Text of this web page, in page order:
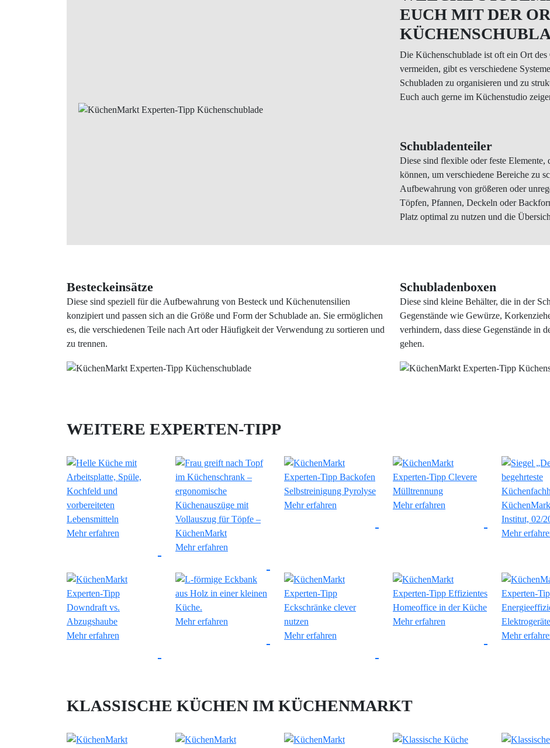
EUCH MIT DER
Die Küchenschublade ist oft ein Ort
vermeiden, gibt es verschiedene
Schubladen zu organisieren und zu
Euch auch gerne im Küchenstudio
Schubladenteiler
Diese sind flexible oder feste Elemente,
können, um verschiedene Bereiche zu
Aufbewahrung von größeren oder
Töpfen, Pfannen, Deckeln oder
Platz optimal zu nutzen und die
Besteckeinsätze
Diese sind speziell für die Aufbewahrung von Besteck und Küchenutensilien
konzipiert und passen sich an die Größe und Form der Schublade an. Sie ermöglichen
es, die verschiedenen Teile nach Art oder Häufigkeit der Verwendung zu sortieren und
zu trennen.
Schubladenboxen
Diese sind kleine Behälter, die in der
Gegenstände wie Gewürze,
verhindern, dass diese Gegenstände in
gehen.
WEITERE EXPERTEN-TIPP
Mehr erfahren
Mehr erfahren
Mehr erfahren Mehr erfahren
Mehr
Mehr erfahren
Mehr erfahren
Mehr erfahren
Mehr erfahren
Mehr
KLASSISCHE KÜCHEN IM KÜCHENMARKT